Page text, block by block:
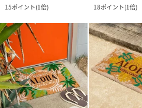
15ポイント(1倍)
18ポイント(1倍)